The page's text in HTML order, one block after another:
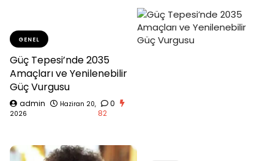
GENEL
Güç Tepesi’nde 2035
Amaçları ve Yenilenebilir
Güç Vurgusu
admin
Haziran 20,
2026
0
82